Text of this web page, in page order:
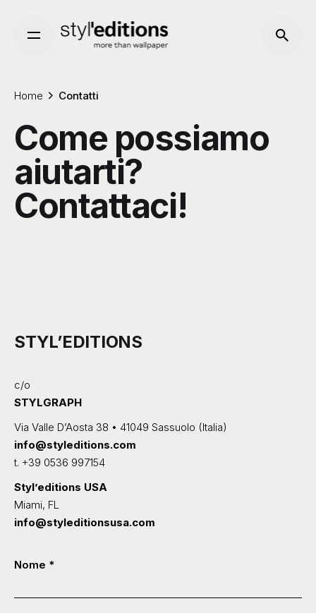
content
Home Contatti
Come possiamo
aiutarti?
Contattaci!
STYL’EDITIONS
c/o
STYLGRAPH
Via Valle D’Aosta 38 • 41049 Sassuolo (Italia)
info@styleditions.com
t. +39 0536 997154
Styl’editions USA
Miami, FL
info@styleditionsusa.com
Contatti
ITA
Nome *